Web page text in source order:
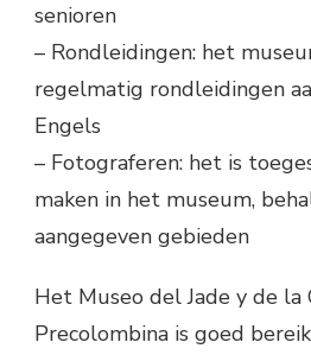
senioren
– Rondleidingen: het
regelmatig rondleidingen
Engels
– Fotograferen: het is
maken in het museum,
aangegeven gebieden
Het Museo del Jade y de
Precolombina is goed